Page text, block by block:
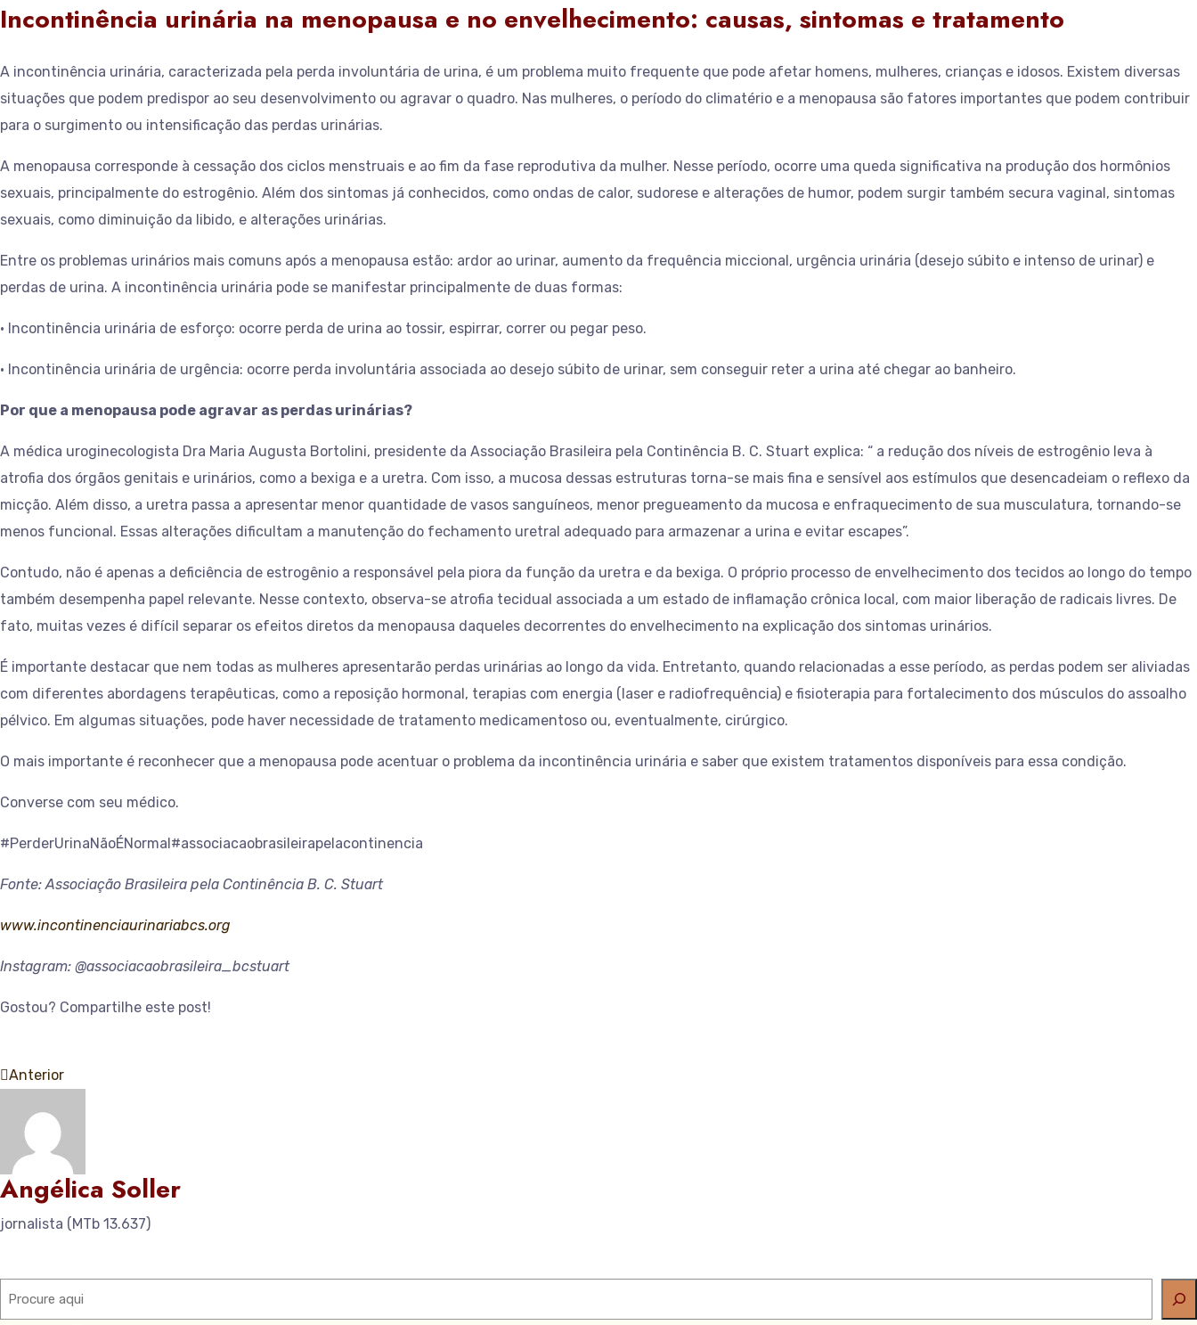
Incontinência urinária na menopausa e no envelhecimento: causas, sintomas e tratamento
A incontinência urinária, caracterizada pela perda involuntária de urina, é um problema muito frequente que pode afetar homens, mulheres, crianças e idosos. Existem diversas
situações que podem predispor ao seu desenvolvimento ou agravar o quadro. Nas mulheres, o período do climatério e a menopausa são fatores importantes que podem contribuir
para o surgimento ou intensificação das perdas urinárias.
A menopausa corresponde à cessação dos ciclos menstruais e ao fim da fase reprodutiva da mulher. Nesse período, ocorre uma queda significativa na produção dos hormônios
sexuais, principalmente do estrogênio. Além dos sintomas já conhecidos, como ondas de calor, sudorese e alterações de humor, podem surgir também secura vaginal, sintomas
sexuais, como diminuição da libido, e alterações urinárias.
Entre os problemas urinários mais comuns após a menopausa estão: ardor ao urinar, aumento da frequência miccional, urgência urinária (desejo súbito e intenso de urinar) e
perdas de urina. A incontinência urinária pode se manifestar principalmente de duas formas:
• Incontinência urinária de esforço: ocorre perda de urina ao tossir, espirrar, correr ou pegar peso.
• Incontinência urinária de urgência: ocorre perda involuntária associada ao desejo súbito de urinar, sem conseguir reter a urina até chegar ao banheiro.
Por que a menopausa pode agravar as perdas urinárias?
A médica uroginecologista Dra Maria Augusta Bortolini, presidente da Associação Brasileira pela Continência B. C. Stuart explica: “ a redução dos níveis de estrogênio leva à
atrofia dos órgãos genitais e urinários, como a bexiga e a uretra. Com isso, a mucosa dessas estruturas torna-se mais fina e sensível aos estímulos que desencadeiam o reflexo da
micção. Além disso, a uretra passa a apresentar menor quantidade de vasos sanguíneos, menor pregueamento da mucosa e enfraquecimento de sua musculatura, tornando-se
menos funcional. Essas alterações dificultam a manutenção do fechamento uretral adequado para armazenar a urina e evitar escapes”.
Contudo, não é apenas a deficiência de estrogênio a responsável pela piora da função da uretra e da bexiga. O próprio processo de envelhecimento dos tecidos ao longo do tempo
também desempenha papel relevante. Nesse contexto, observa-se atrofia tecidual associada a um estado de inflamação crônica local, com maior liberação de radicais livres. De
fato, muitas vezes é difícil separar os efeitos diretos da menopausa daqueles decorrentes do envelhecimento na explicação dos sintomas urinários.
É importante destacar que nem todas as mulheres apresentarão perdas urinárias ao longo da vida. Entretanto, quando relacionadas a esse período, as perdas podem ser aliviadas
com diferentes abordagens terapêuticas, como a reposição hormonal, terapias com energia (laser e radiofrequência) e fisioterapia para fortalecimento dos músculos do assoalho
pélvico. Em algumas situações, pode haver necessidade de tratamento medicamentoso ou, eventualmente, cirúrgico.
O mais importante é reconhecer que a menopausa pode acentuar o problema da incontinência urinária e saber que existem tratamentos disponíveis para essa condição.
Converse com seu médico.
#PerderUrinaNãoÉNormal#associacaobrasileirapelacontinencia
Fonte: Associação Brasileira pela Continência B. C. Stuart
www.incontinenciaurinariabcs.org
Instagram: @associacaobrasileira_bcstuart
Gostou? Compartilhe este post!
Anterior
Angélica Soller
jornalista (MTb 13.637)